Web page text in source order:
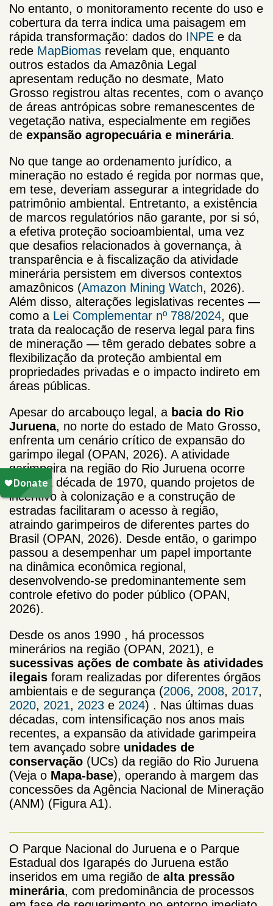
No entanto, o monitoramento recente do uso e
cobertura da terra indica uma paisagem em
rápida transformação: dados do INPE e da
rede MapBiomas revelam que, enquanto
outros estados da Amazônia Legal
apresentam redução no desmate, Mato
Grosso registrou altas recentes, com o avanço
de áreas antrópicas sobre remanescentes de
vegetação nativa, especialmente em regiões
de expansão agropecuária e minerária.
No que tange ao ordenamento jurídico, a
mineração no estado é regida por normas que,
em tese, deveriam assegurar a integridade do
patrimônio ambiental. Entretanto, a existência
de marcos regulatórios não garante, por si só,
a efetiva proteção socioambiental, uma vez
que desafios relacionados à governança, à
transparência e à fiscalização da atividade
minerária persistem em diversos contextos
amazônicos (Amazon Mining Watch, 2026).
Além disso, alterações legislativas recentes —
como a Lei Complementar nº 788/2024, que
trata da realocação de reserva legal para fins
de mineração — têm gerado debates sobre a
flexibilização da proteção ambiental em
propriedades privadas e o impacto indireto em
áreas públicas.
Apesar do arcabouço legal, a bacia do Rio
Juruena, no norte do estado de Mato Grosso,
enfrenta um cenário crítico de expansão do
garimpo ilegal (OPAN, 2026). A atividade
garimpeira na região do Rio Juruena ocorre
desde a década de 1970, quando projetos de
incentivo à colonização e a construção de
estradas facilitaram o acesso à região,
atraindo garimpeiros de diferentes partes do
Brasil (OPAN, 2026). Desde então, o garimpo
passou a desempenhar um papel importante
na dinâmica econômica regional,
desenvolvendo-se predominantemente sem
controle efetivo do poder público (OPAN,
2026).
Desde os anos 1990 , há processos
minerários na região (OPAN, 2021), e
sucessivas ações de combate às atividades
ilegais foram realizadas por diferentes órgãos
ambientais e de segurança (2006, 2008, 2017,
2020, 2021, 2023 e 2024) . Nas últimas duas
décadas, com intensificação nos anos mais
recentes, a expansão da atividade garimpeira
tem avançado sobre unidades de
conservação (UCs) da região do Rio Juruena
(Veja o Mapa-base), operando à margem das
concessões da Agência Nacional de Mineração
(ANM) (Figura A1).
O Parque Nacional do Juruena e o Parque
Estadual dos Igarapés do Juruena estão
inseridos em uma região de alta pressão
minerária, com predominância de processos